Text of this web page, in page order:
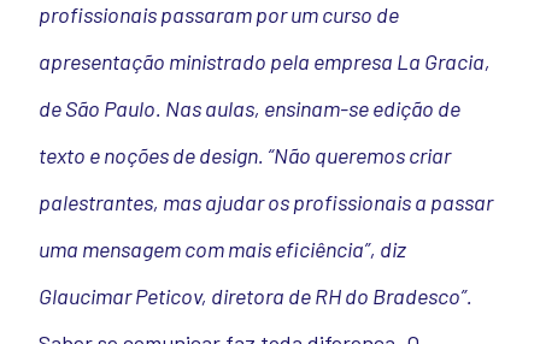
profissionais passaram por um curso de
apresentação ministrado pela empresa La Gracia,
de São Paulo. Nas aulas, ensinam-se edição de
texto e noções de design. “Não queremos criar
palestrantes, mas ajudar os profissionais a passar
uma mensagem com mais eficiência”, diz
Glaucimar Peticov, diretora de RH do Bradesco”.